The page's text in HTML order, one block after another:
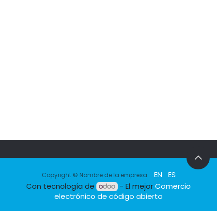
Copyright © Nombre de la empresa EN
ES
Con tecnología de
- El mejorComercio
electrónico de código abierto